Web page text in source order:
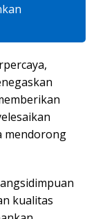
mendorong
kualitas